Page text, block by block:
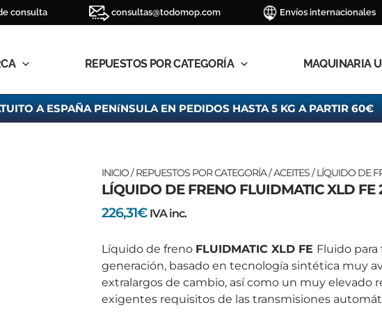
consulta consultas@todomop.com Envíos internacionales
REPUESTOS POR CATEGORÍA MAQUINARIA
A ESPAÑA PENíNSULA EN PEDIDOS HASTA 5 KG A PARTIR 60€
INICIO/REPUESTOS POR CATEGORÍA/ACEITES/ LÍQUIDO DE
LÍQUIDO DE FRENO FLUIDMATIC XLD FE
226,31€ IVA inc.
Líquido de freno FLUIDMATIC XLD FE Fluido
generación, basado en tecnología sintética muy
extralargos de cambio, así como un muy elevado
exigentes requisitos de las transmisiones